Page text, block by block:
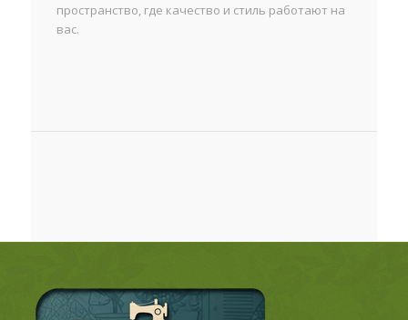
пространство, где качество и стиль работают на
вас.